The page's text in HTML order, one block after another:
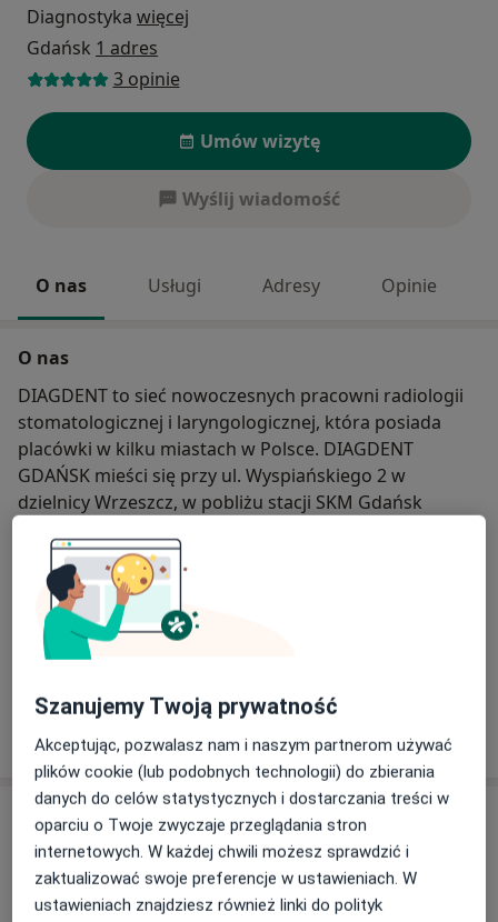
Diagnostyka więcej
Gdańsk 1 adres
3 opinie
Umów wizytę
Wyślij wiadomość
O nas Usługi Adresy Opinie
O nas
DIAGDENT to sieć nowoczesnych pracowni radiologii
stomatologicznej i laryngologicznej, która posiada
placówki w kilku miastach w Polsce. DIAGDENT
GDAŃSK mieści się przy ul. Wyspiańskiego 2 w
dzielnicy Wrzeszcz, w pobliżu stacji SKM Gdańsk
sprawia, że można do nas dotrzeć szybko i wygodnie
zarówno komunikacją miejską, jak i samochodem.
DIAGDENT GDAŃSK oferuje stomatologiczne badania
rentgenowskie, takie jak: pantomogram, tomografia
CBCT, cefalometria (zdjęcie boczne), radiowizjografia
udostępniamy przez Portal Pacjenta Diagdent. Za
zgodą pacjenta wyniki przesyłamy także lekarzowi
przez dedykowany Portal Lekarza Diagdent. Nasza
placówka wyposażona jest w nowoczesny sprzęt
diagnostyczny, który pozwala uzyskać obraz o
wysokiej jakości i precyzji. Umożliwia to doskonałe
zaplanowanie leczenia endodontycznego,
ortodontycznego, chirurgicznego bądź usług
więcejO nas
Nasze specjalizacje
Usługi
RTG pantomogram
Szanujemy Twoją prywatność
Akceptując, pozwalasz nam i naszym partnerom używać
plików cookie (lub podobnych technologii) do zbierania
danych do celów statystycznych i dostarczania treści w
oparciu o Twoje zwyczaje przeglądania stron
internetowych. W każdej chwili możesz sprawdzić i
zaktualizować swoje preferencje w ustawieniach. W
ustawieniach znajdziesz również linki do polityk